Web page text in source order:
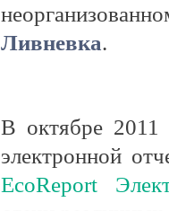
Ливневка.
В октябре 2011
электронной
EcoReport